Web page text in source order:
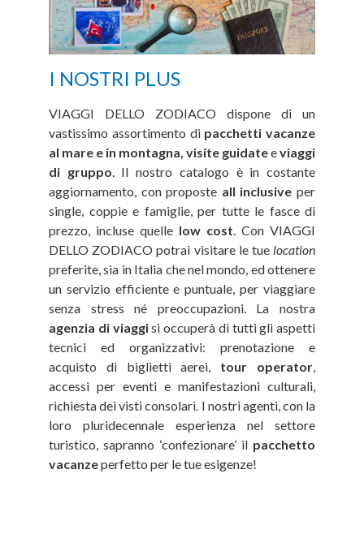
I NOSTRI PLUS
VIAGGI DELLO ZODIACO dispone di un
vastissimo assortimento di pacchetti vacanze
al mare e in montagna, visite guidateeviaggi
di gruppo. Il nostro catalogo è in costante
aggiornamento, con proposte all inclusive per
single, coppie e famiglie, per tutte le fasce di
prezzo, incluse quelle low cost. Con VIAGGI
DELLO ZODIACO potrai visitare le tue location
preferite, sia in Italia che nel mondo, ed ottenere
un servizio efficiente e puntuale, per viaggiare
senza stress né preoccupazioni. La nostra
agenzia di viaggisi occuperà di tutti gli aspetti
tecnici ed organizzativi: prenotazione e
acquisto di biglietti aerei, tour operator,
accessi per eventi e manifestazioni culturali,
richiesta dei visti consolari. I nostri agenti, con la
loro pluridecennale esperienza nel settore
turistico, sapranno ‘confezionare’ il pacchetto
vacanzeperfetto per le tue esigenze!